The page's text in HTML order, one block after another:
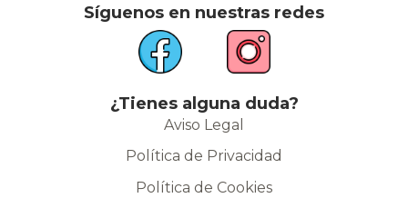
Síguenos en nuestras redes
¿Tienes alguna duda?
Aviso Legal
Política de Privacidad
Política de Cookies